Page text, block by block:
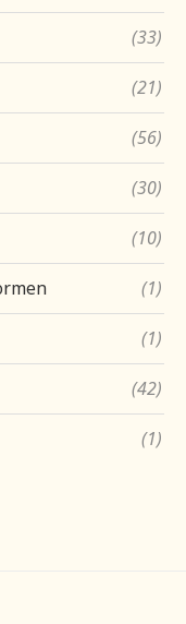
(33)
(21)
(56)
(30)
(10)
(1)
(1)
(42)
(1)